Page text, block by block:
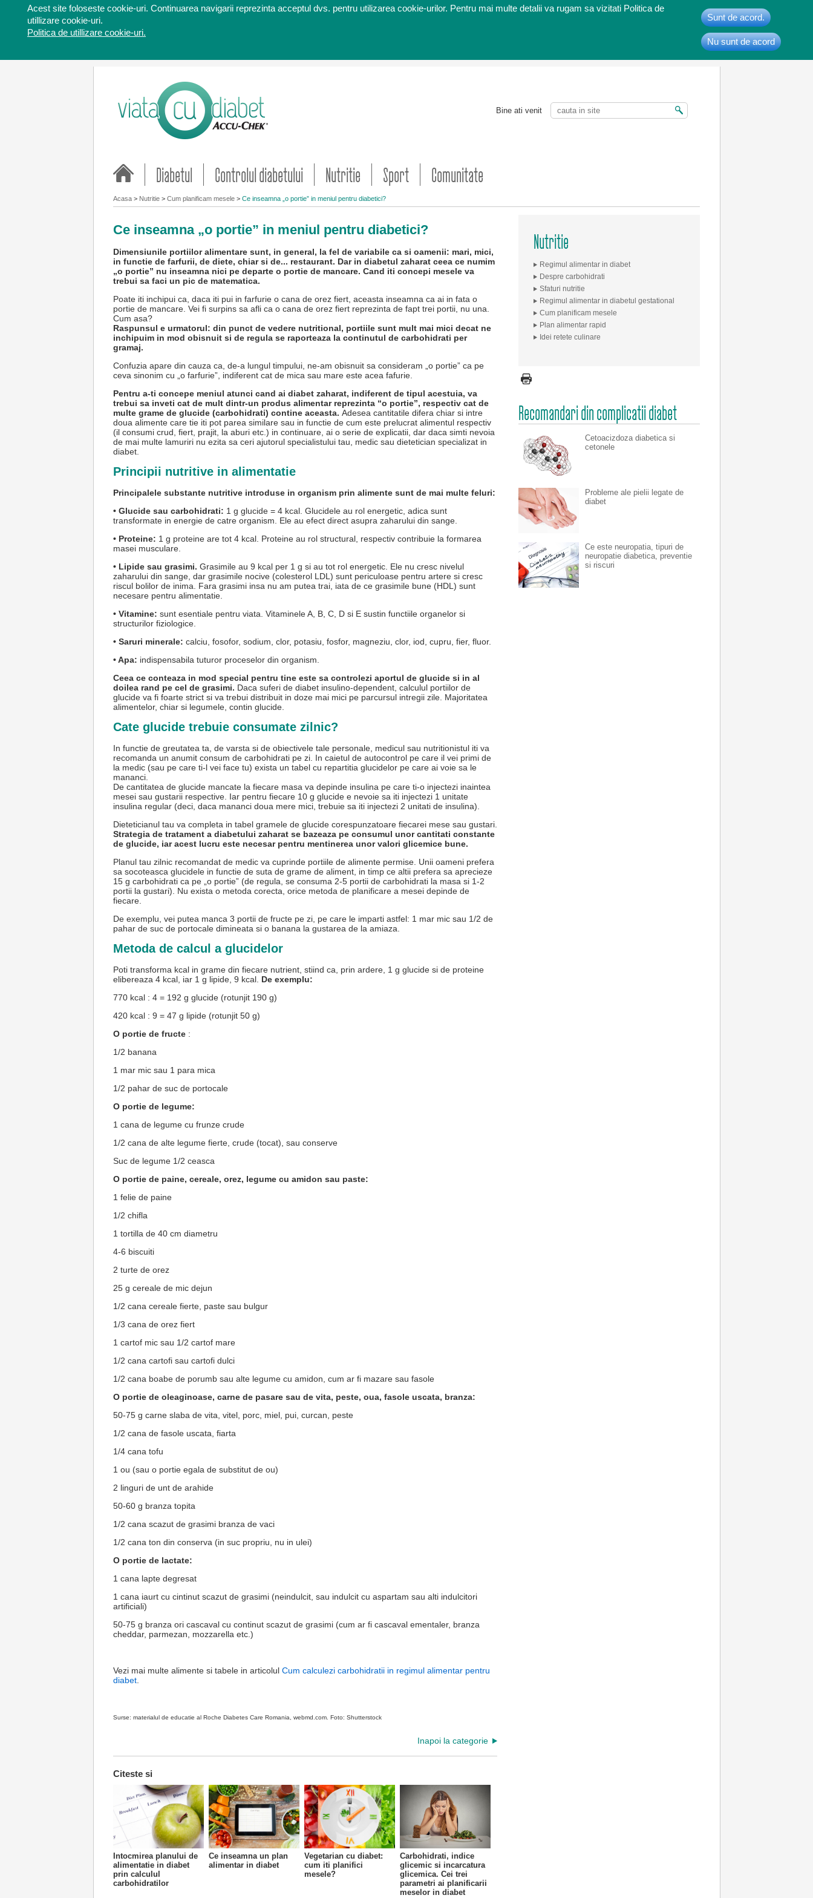
Acest site foloseste cookie-uri. Continuarea navigarii reprezinta acceptul dvs. pentru utilizarea cookie-urilor. Pentru mai multe detalii va rugam sa vizitati Politica de
utillizare cookie-uri.
Politica de utillizare cookie-uri.
Sunt de acord.
Nu sunt de acord
Bine ati venit
Diabetul Controlul diabetului Nutritie Sport Comunitate
Acasa > Nutritie > Cum planificam mesele > Ce inseamna „o portie” in meniul pentru diabetici?
Ce inseamna „o portie” in meniul pentru diabetici?
Dimensiunile portiilor alimentare sunt, in general, la fel de variabile ca si oamenii: mari, mici,
in functie de farfurii, de diete, chiar si de... restaurant. Dar in diabetul zaharat ceea ce numim
„o portie” nu inseamna nici pe departe o portie de mancare. Cand iti concepi mesele va
trebui sa faci un pic de matematica.
Poate iti inchipui ca, daca iti pui in farfurie o cana de orez fiert, aceasta inseamna ca ai in fata o
portie de mancare. Vei fi surpins sa afli ca o cana de orez fiert reprezinta de fapt trei portii, nu una.
Cum asa?
Raspunsul e urmatorul: din punct de vedere nutritional, portiile sunt mult mai mici decat ne
inchipuim in mod obisnuit si de regula se raporteaza la continutul de carbohidrati per
gramaj.
Confuzia apare din cauza ca, de-a lungul timpului, ne-am obisnuit sa consideram „o portie” ca pe
ceva sinonim cu „o farfurie”, indiferent cat de mica sau mare este acea fafurie.
Pentru a-ti concepe meniul atunci cand ai diabet zaharat, indiferent de tipul acestuia, va
trebui sa inveti cat de mult dintr-un produs alimentar reprezinta “o portie”, respectiv cat de
multe grame de glucide (carbohidrati) contine aceasta. Adesea cantitatile difera chiar si intre
doua alimente care tie iti pot parea similare sau in functie de cum este prelucrat alimentul respectiv
(il consumi crud, fiert, prajit, la aburi etc.) in continuare, ai o serie de explicatii, dar daca simti nevoia
de mai multe lamuriri nu ezita sa ceri ajutorul specialistului tau, medic sau dietetician specializat in
diabet.
Principii nutritive in alimentatie
Principalele substante nutritive introduse in organism prin alimente sunt de mai multe feluri:
• Glucide sau carbohidrati: 1 g glucide = 4 kcal. Glucidele au rol energetic, adica sunt
transformate in energie de catre organism. Ele au efect direct asupra zaharului din sange.
• Proteine: 1 g proteine are tot 4 kcal. Proteine au rol structural, respectiv contribuie la formarea
masei musculare.
• Lipide sau grasimi. Grasimile au 9 kcal per 1 g si au tot rol energetic. Ele nu cresc nivelul
zaharului din sange, dar grasimile nocive (colesterol LDL) sunt periculoase pentru artere si cresc
riscul bolilor de inima. Fara grasimi insa nu am putea trai, iata de ce grasimile bune (HDL) sunt
necesare pentru alimentatie.
• Vitamine: sunt esentiale pentru viata. Vitaminele A, B, C, D si E sustin functiile organelor si
structurilor fiziologice.
• Saruri minerale: calciu, fosofor, sodium, clor, potasiu, fosfor, magneziu, clor, iod, cupru, fier, fluor.
• Apa: indispensabila tuturor proceselor din organism.
Ceea ce conteaza in mod special pentru tine este sa controlezi aportul de glucide si in al
doilea rand pe cel de grasimi. Daca suferi de diabet insulino-dependent, calculul portiilor de
glucide va fi foarte strict si va trebui distribuit in doze mai mici pe parcursul intregii zile. Majoritatea
alimentelor, chiar si legumele, contin glucide.
Cate glucide trebuie consumate zilnic?
In functie de greutatea ta, de varsta si de obiectivele tale personale, medicul sau nutritionistul iti va
recomanda un anumit consum de carbohidrati pe zi. In caietul de autocontrol pe care il vei primi de
la medic (sau pe care ti-l vei face tu) exista un tabel cu repartitia glucidelor pe care ai voie sa le
mananci.
De cantitatea de glucide mancate la fiecare masa va depinde insulina pe care ti-o injectezi inaintea
mesei sau gustarii respective. Iar pentru fiecare 10 g glucide e nevoie sa iti injectezi 1 unitate
insulina regular (deci, daca mananci doua mere mici, trebuie sa iti injectezi 2 unitati de insulina).
Dieteticianul tau va completa in tabel gramele de glucide corespunzatoare fiecarei mese sau gustari.
Strategia de tratament a diabetului zaharat se bazeaza pe consumul unor cantitati constante
de glucide, iar acest lucru este necesar pentru mentinerea unor valori glicemice bune.
Planul tau zilnic recomandat de medic va cuprinde portiile de alimente permise. Unii oameni prefera
sa socoteasca glucidele in functie de suta de grame de aliment, in timp ce altii prefera sa aprecieze
15 g carbohidrati ca pe „o portie” (de regula, se consuma 2-5 portii de carbohidrati la masa si 1-2
portii la gustari). Nu exista o metoda corecta, orice metoda de planificare a mesei depinde de
fiecare.
De exemplu, vei putea manca 3 portii de fructe pe zi, pe care le imparti astfel: 1 mar mic sau 1/2 de
pahar de suc de portocale dimineata si o banana la gustarea de la amiaza.
Metoda de calcul a glucidelor
Poti transforma kcal in grame din fiecare nutrient, stiind ca, prin ardere, 1 g glucide si de proteine
elibereaza 4 kcal, iar 1 g lipide, 9 kcal. De exemplu:
770 kcal : 4 = 192 g glucide (rotunjit 190 g)
420 kcal : 9 = 47 g lipide (rotunjit 50 g)
O portie de fructe :
1/2 banana
1 mar mic sau 1 para mica
1/2 pahar de suc de portocale
O portie de legume:
1 cana de legume cu frunze crude
1/2 cana de alte legume fierte, crude (tocat), sau conserve
Suc de legume 1/2 ceasca
O portie de paine, cereale, orez, legume cu amidon sau paste:
1 felie de paine
1/2 chifla
1 tortilla de 40 cm diametru
4-6 biscuiti
2 turte de orez
25 g cereale de mic dejun
1/2 cana cereale fierte, paste sau bulgur
1/3 cana de orez fiert
1 cartof mic sau 1/2 cartof mare
1/2 cana cartofi sau cartofi dulci
1/2 cana boabe de porumb sau alte legume cu amidon, cum ar fi mazare sau fasole
O portie de oleaginoase, carne de pasare sau de vita, peste, oua, fasole uscata, branza:
50-75 g carne slaba de vita, vitel, porc, miel, pui, curcan, peste
1/2 cana de fasole uscata, fiarta
1/4 cana tofu
1 ou (sau o portie egala de substitut de ou)
2 linguri de unt de arahide
50-60 g branza topita
1/2 cana scazut de grasimi branza de vaci
1/2 cana ton din conserva (in suc propriu, nu in ulei)
O portie de lactate:
1 cana lapte degresat
1 cana iaurt cu cintinut scazut de grasimi (neindulcit, sau indulcit cu aspartam sau alti indulcitori
artificiali)
50-75 g branza ori cascaval cu continut scazut de grasimi (cum ar fi cascaval ementaler, branza
cheddar, parmezan, mozzarella etc.)
Vezi mai multe alimente si tabele in articolul Cum calculezi carbohidratii in regimul alimentar pentru
diabet
Surse: materialul de educatie al Roche Diabetes Care Romania, webmd.com. Foto: Shutterstock
Inapoi la categorie
Citeste si
Intocmirea planului de
alimentatie in diabet
prin calculul
carbohidratilor
Ce inseamna un plan
alimentar in diabet
Vegetarian cu diabet:
cum iti planifici
mesele?
Carbohidrati, indice
glicemic si incarcatura
glicemica. Cei trei
parametri ai planificarii
meselor in diabet
Nutritie
Regimul alimentar in diabet
Despre carbohidrati
Sfaturi nutritie
Regimul alimentar in diabetul gestational
Cum planificam mesele
Plan alimentar rapid
Idei retete culinare
Recomandari din complicatii diabet
Cetoacizdoza diabetica si
cetonele
Probleme ale pielii legate de
diabet
Ce este neuropatia, tipuri de
neuropatie diabetica, preventie
si riscuri